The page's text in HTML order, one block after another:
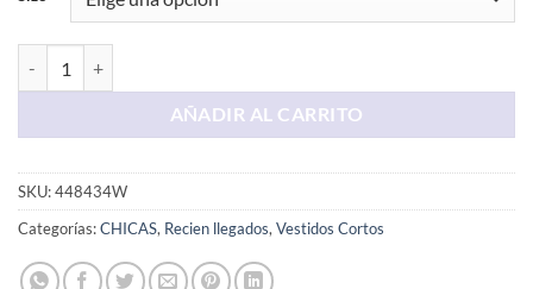
AÑADIR AL CARRITO
SKU:448434W
Categorías:CHICAS, Recien llegados, Vestidos Cortos